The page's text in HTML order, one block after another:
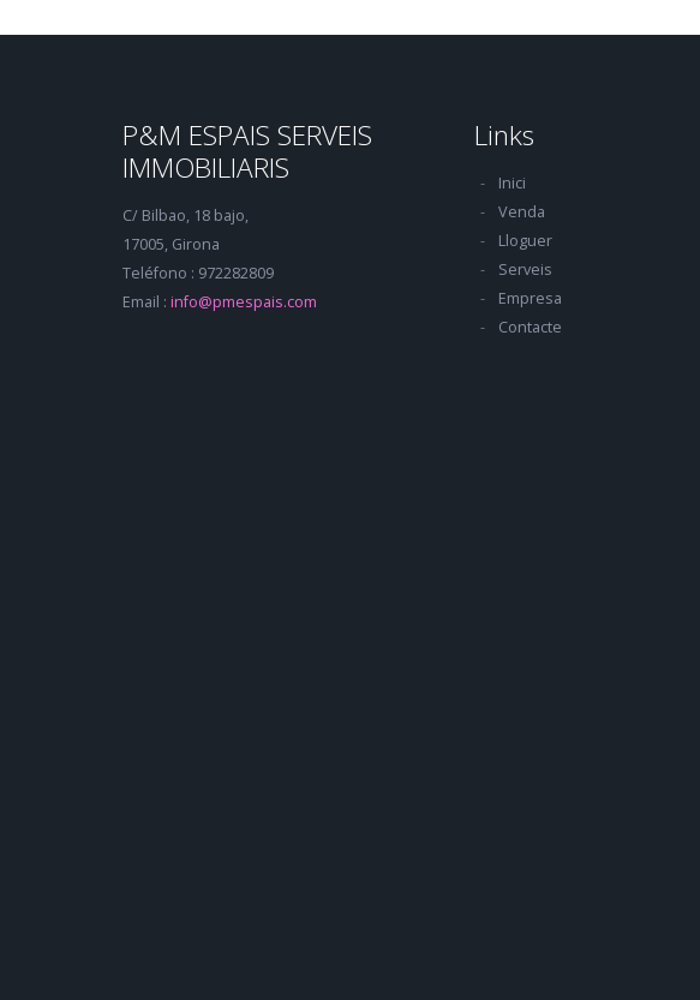
P&M ESPAIS SERVEIS
IMMOBILIARIS
C/ Bilbao, 18 bajo,
17005, Girona
Teléfono : 972282809
Email : info@pmespais.com
Links
Inici
Venda
Lloguer
Serveis
Empresa
Contacte